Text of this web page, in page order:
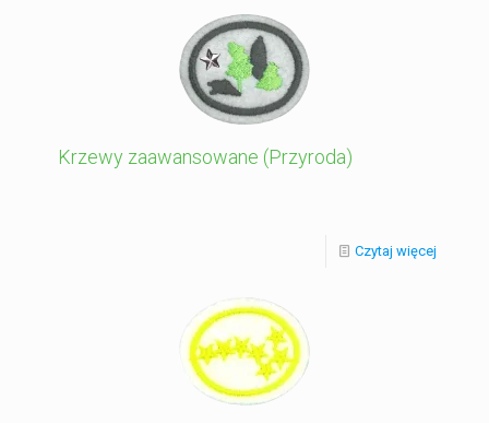
Krzewy zaawansowane (Przyroda)
Czytaj więcej